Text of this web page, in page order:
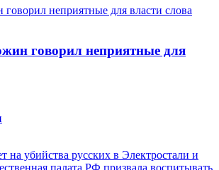
неприятные для власти слова
говорил неприятные для
на убийства русских в Электростали и